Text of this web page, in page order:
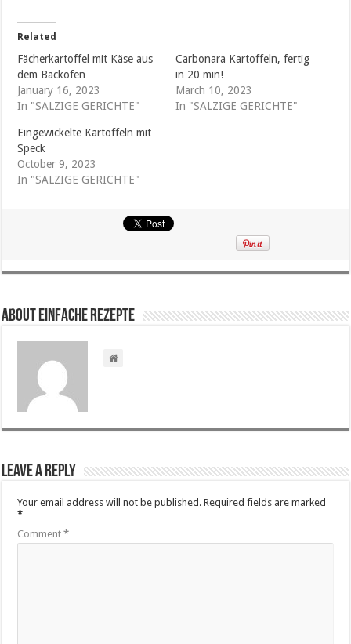
Related
Fächerkartoffel mit Käse aus
dem Backofen
January 16, 2023
In "SALZIGE GERICHTE"
Carbonara Kartoffeln, fertig
in 20 min!
March 10, 2023
In "SALZIGE GERICHTE"
Eingewickelte Kartoffeln mit
Speck
October 9, 2023
In "SALZIGE GERICHTE"
About Einfache Rezepte
Leave a Reply
Your email address will not be published. Required fields are marked
*
Comment*